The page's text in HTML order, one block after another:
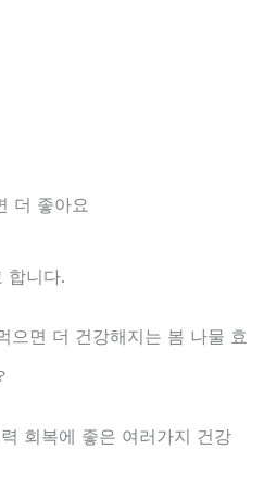
더 좋아요
합니다.
으면 더 건강해지는 봄 나물 효
회복에 좋은 여러가지 건강